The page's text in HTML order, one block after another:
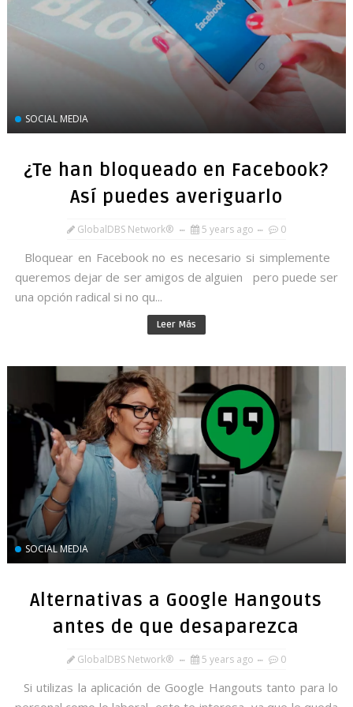
SOCIAL MEDIA
¿Te han bloqueado en Facebook?
Así puedes averiguarlo
GlobalDBS Network® 5 years ago 0
Bloquear en Facebook no es necesario si simplemente
queremos dejar de ser amigos de alguien pero puede ser
una opción radical si no qu...
Leer Más
SOCIAL MEDIA
Alternativas a Google Hangouts
antes de que desaparezca
GlobalDBS Network® 5 years ago 0
Si utilizas la aplicación de Google Hangouts tanto para lo